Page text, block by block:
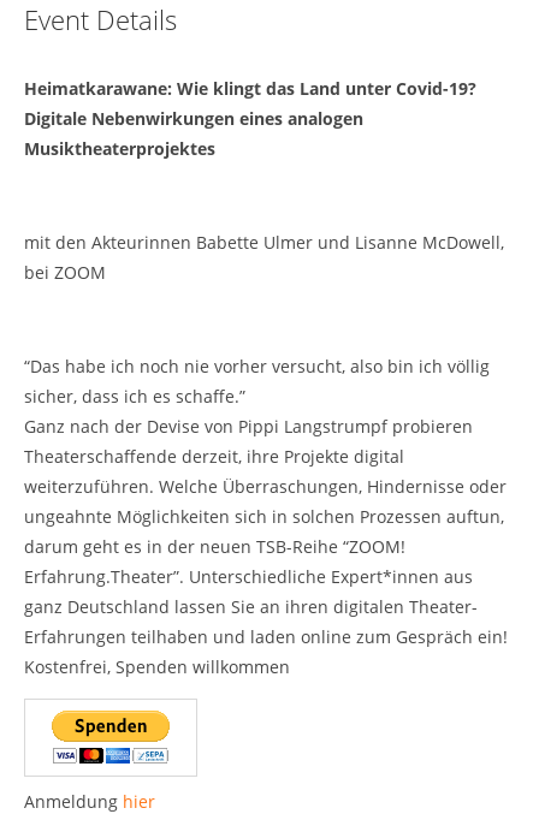
Event Details
Heimatkarawane: Wie klingt das Land unter Covid-19?
Digitale Nebenwirkungen eines analogen
Musiktheaterprojektes
mit den Akteurinnen Babette Ulmer und Lisanne McDowell,
bei ZOOM
“Das habe ich noch nie vorher versucht, also bin ich völlig
sicher, dass ich es schaffe.”
Ganz nach der Devise von Pippi Langstrumpf probieren
Theaterschaffende derzeit, ihre Projekte digital
weiterzuführen. Welche Überraschungen, Hindernisse oder
ungeahnte Möglichkeiten sich in solchen Prozessen auftun,
darum geht es in der neuen TSB-Reihe “ZOOM!
Erfahrung.Theater”. Unterschiedliche Expert*innen aus
ganz Deutschland lassen Sie an ihren digitalen Theater-
Erfahrungen teilhaben und laden online zum Gespräch ein!
Kostenfrei, Spenden willkommen
Anmeldung hier